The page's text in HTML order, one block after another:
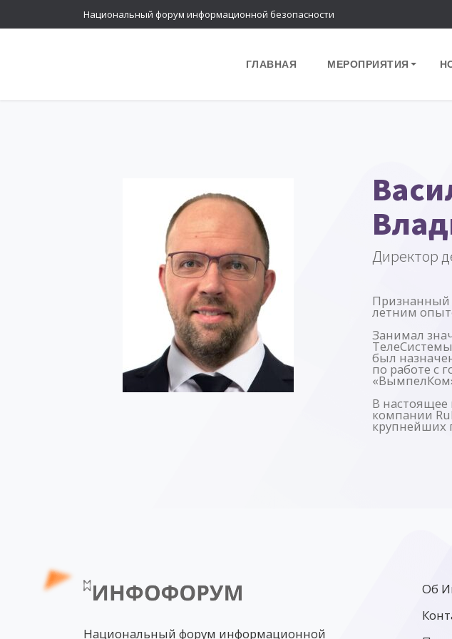
Национальный форум информационной безопасности
ГЛАВНАЯ МЕРОПРИЯТИЯ
Директор
Признанный
летним
Занимал
был
по работе с
В
компании
крупнейших
Национальный форум информационной
Об